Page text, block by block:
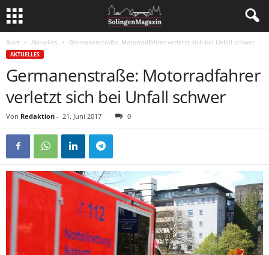
Start Aktuelles Germanenstraße: Motorradfahrer verletzt sich bei Unfall schwer
AKTUELLES
Germanenstraße: Motorradfahrer
verletzt sich bei Unfall schwer
Von Redaktion - 21. Juni 2017 0